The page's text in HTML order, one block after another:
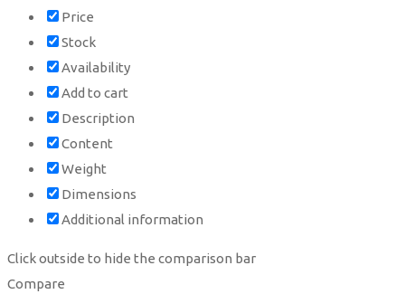
Price
Stock
Availability
Add to cart
Description
Content
Weight
Dimensions
Additional information
Click outside to hide the comparison bar
Compare